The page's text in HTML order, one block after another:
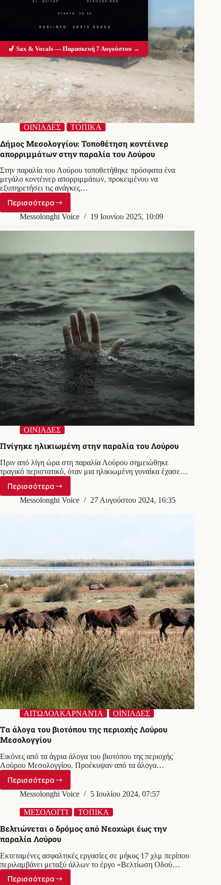
ΟΙΝΙΑΔΕΣ ΤΟΠΙΚΑ
Δήμος Μεσολογγίου: Τοποθέτηση κοντέινερ
απορριμμάτων στην παραλία του Λούρου
Στην παραλία του Λούρου τοποθετήθηκε πρόσφατα ένα
μεγάλο κοντέινερ απορριμμάτων, προκειμένου να
εξυπηρετήσει τις ανάγκες…
Περισσότερα
Δήμος
Μεσολογγίου:
στην
παραλία
του
Λούρου
Messolonghi Voice 19 Ιουνίου 2025, 10:09
ΟΙΝΙΑΔΕΣ
Πνίγηκε ηλικιωμένη στην παραλία του Λούρου
Πριν από λίγη ώρα στη παραλία Λούρου σημειώθηκε
τραγικό περιστατικό, όταν μια ηλικιωμένη γυναίκα έχασε…
Περισσότερα
Πνίγηκε
ηλικιωμένη
Messolonghi Voice 27 Αυγούστου 2024, 16:35
ΑΙΤΩΛΟΑΚΑΡΝΑΝΊΑ ΟΙΝΙΑΔΕΣ
Tα άλογα του βιοτόπου της περιοχής Λούρου
Μεσολογγίου
Εικόνες από τα άγρια άλογα του βιοτόπου της περιοχής
Λούρου Μεσολογγίου. Προέκυψαν από τα άλογα…
Περισσότερα
Tα
άλογα
βιοτόπου
περιοχής
Λούρου
Messolonghi Voice 5 Ιουλίου 2024, 07:57
ΜΕΣΟΛΟΓΓΙ ΤΟΠΙΚΑ
Βελτιώνεται ο δρόμος από Νεοχώρι έως την
παραλία Λούρου
Εκτεταμένες ασφαλτικές εργασίες σε μήκος 17 χλμ περίπου
περιλαμβάνει μεταξύ άλλων το έργο «Βελτίωση Οδού…
ΠερισσότεραΒελτιώνεται
🎷 Sax & Vocals — Παρασκευή 7 Αυγούστου →